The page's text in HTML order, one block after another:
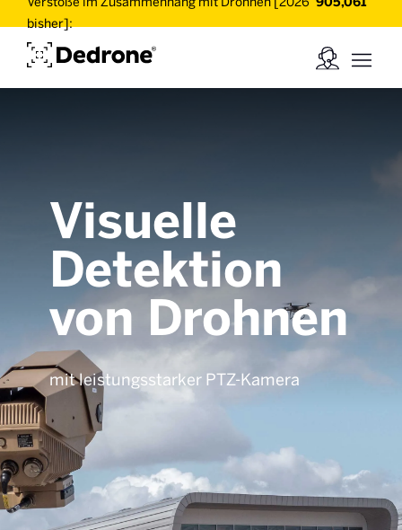
bisher]:
Visuelle
Detektion
von Drohnen
mit leistungsstarker PTZ-Kamera